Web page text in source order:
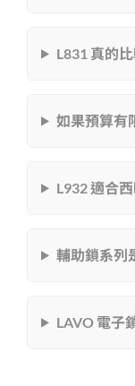
L831 真的
如果預算有
L932 適合
輔助鎖系列
LAVO 電子